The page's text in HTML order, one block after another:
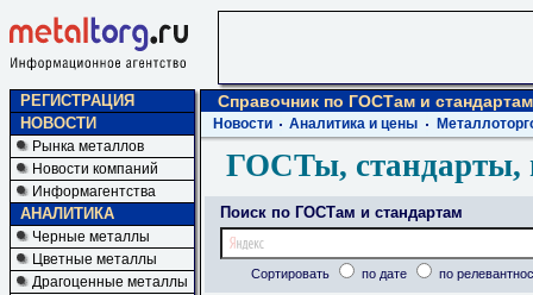
РЕГИСТРАЦИЯ
НОВОСТИ
Рынка металлов
Новости компаний
Информагентства
АНАЛИТИКА
Черные металлы
Цветные металлы
Драгоценные металлы
Справочник по ГОСТам и стандартам
Новости Аналитика и цены
ГОСТы, стандарты,
Поиск по ГОСТам и стандартам
Сортировать по дате по